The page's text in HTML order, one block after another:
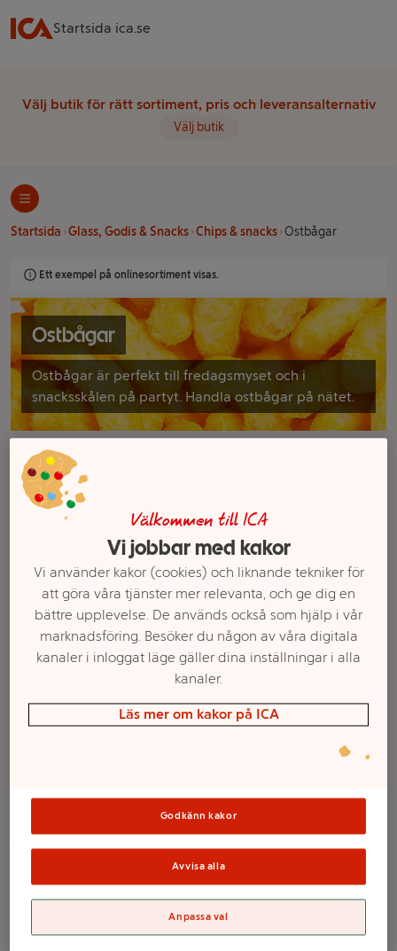
Startsida ica.se
Välj butik för rätt sortiment, pris och leveransalternativ
Välj butik
Startsida Glass, Godis & Snacks Chips & snacks Ostbågar
Ett exempel på onlinesortiment visas.
Ostbågar
Ostbågar är perfekt till fredagsmyset och i
snacksskålen på partyt. Handla ostbågar på nätet.
Filter
Doodles Vegan 200g
OLW
Välj butik
Västerbottenost 120g
Olw
Välj butik
Välkommen till ICA
Vi jobbar med kakor
Vi använder kakor (cookies) och liknande tekniker för
att göra våra tjänster mer relevanta, och ge dig en
bättre upplevelse. De används också som hjälp i vår
marknadsföring. Besöker du någon av våra digitala
kanaler i inloggat läge gäller dina inställningar i alla
kanaler.
Läs mer om kakor på ICA
Godkänn kakor
Avvisa alla
Anpassa val